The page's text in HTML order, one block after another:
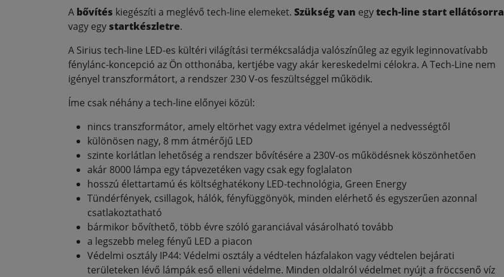
A bővítés kiegészíti a meglévő tech-line elemeket. Szükség van egytech-line start ellátósorra
vagy egy startkészletre.
A Sirius tech-line LED-es kültéri világítási termékcsaládja valószínűleg az egyik leginnovatívabb
fénylánc-koncepció az Ön otthonába, kertjébe vagy akár kereskedelmi célokra. A Tech-Line nem
igényel transzformátort, a rendszer 230 V-os feszültséggel működik.
Íme csak néhány a tech-line előnyei közül:
nincs transzformátor, amely eltörhet vagy extra védelmet igényel a nedvességtől
különösen nagy, 8 mm átmérőjű LED
szinte korlátlan lehetőség a rendszer bővítésére a 230V-os működésnek köszönhetően
akár 8000 lámpa egy tápvezetéken vagy csak egy foglalaton
hosszú élettartamú és költséghatékony LED-technológia, Green Energy
Tündérfények, csillagok, hálók, fényfüggönyök, minden elérhető és egyszerűen azonnal
csatlakoztatható
bármikor bővíthető, több évre szóló garanciával vásárolható tovább
a legszebb meleg fényű LED a piacon
Védelmi osztály IP44: Védelmi osztály a védtelen házfalakon vagy védtelen bejárati
területeken lévő lámpák eső elleni védelme. Minden oldalról védelmet nyújt a fröccsenő víz